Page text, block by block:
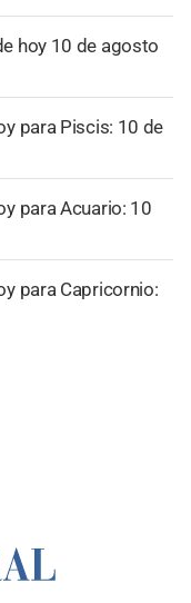
hoy 10 de agosto
para Piscis: 10 de
para Acuario: 10
para Capricornio: